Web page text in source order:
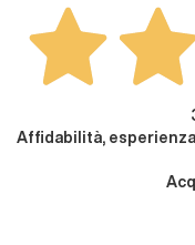
Affidabilità,